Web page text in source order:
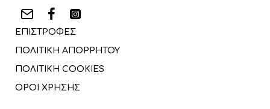
ΕΠΙΣΤΡΟΦΕΣ
ΠΟΛΙΤΙΚΗ ΑΠΟΡΡΗΤΟΥ
ΠΟΛΙΤΙΚΗ COOKIES
ΟΡΟΙ ΧΡΗΣΗΣ